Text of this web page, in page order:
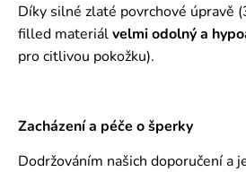
Díky silné zlaté povrchové úpravě
filled materiálvelmi odolný a
pro citlivou pokožku).
Zacházení a péče o šperky
Dodržováním našich doporučení a